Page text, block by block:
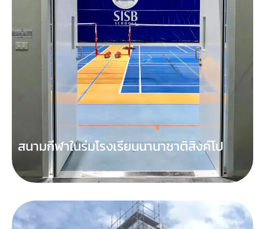
สนามกีฬาในร่มโรงเรียนนานาชาติสิงค์โป